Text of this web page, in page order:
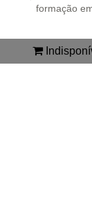
formação